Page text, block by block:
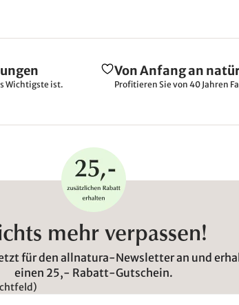
Wichtigste ist.
Von Anfang an
Profitieren Sie von 40 Jahren
mehr verpassen!
für den allnatura-Newsletter an und
einen 25,- Rabatt-Gutschein.